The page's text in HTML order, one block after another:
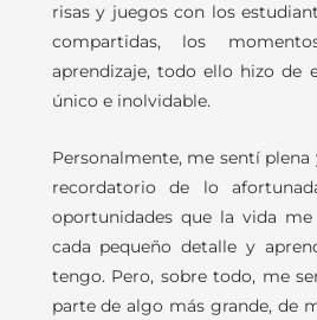
risas y juegos con los
compartidas, los
aprendizaje, todo ello hizo de
único e inolvidable.
Personalmente, me sentí plena
recordatorio de lo
oportunidades que la vida
cada pequeño detalle y
tengo. Pero, sobre todo, me
parte de algo más grande, de